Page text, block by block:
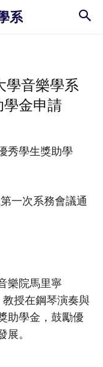
系
學音樂學系
學金申請
秀學生獎助學
一次系務會議通
樂院馬里寧
授在鋼琴演奏與
助學金，鼓勵優
。